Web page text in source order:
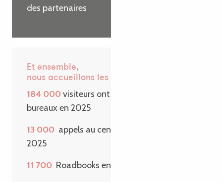
des partenaires
Et ensemble,
nous accueillons les visiteurs
184 000visiteurs ont passé la porte de nos
bureaux en 2025
13 000 appels au centre de contact en
2025
11 700 Roadbooks envoyés sur une année